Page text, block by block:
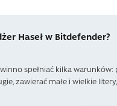
Haseł w Bitdefender?
spełniać kilka
zawierać małe i wielkie